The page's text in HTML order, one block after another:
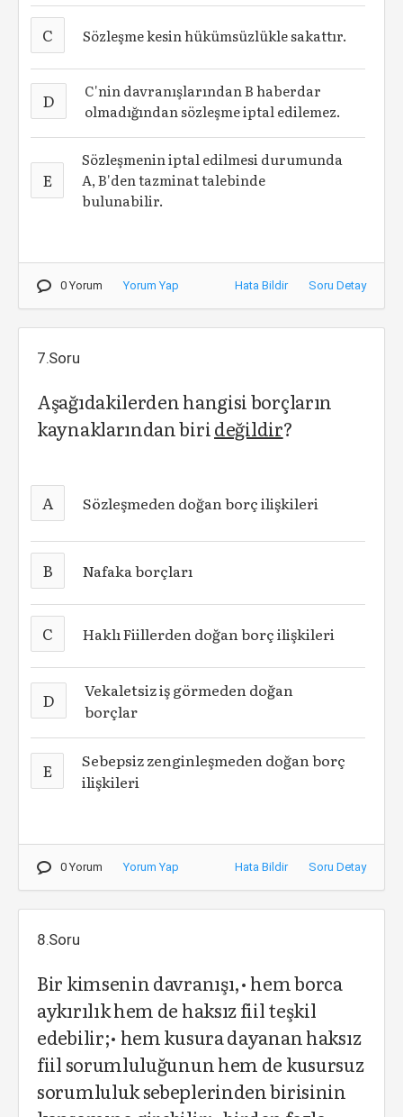
C Sözleşme kesin hükümsüzlükle sakattır.
D
C'nin davranışlarından B haberdar
olmadığından sözleşme iptal edilemez.
E
Sözleşmenin iptal edilmesi durumunda
A, B'den tazminat talebinde
bulunabilir.
0 Yorum Yorum Yap Hata Bildir Soru Detay
7.Soru
Aşağıdakilerden hangisi borçların
kaynaklarından birideğildir?
A Sözleşmeden doğan borç ilişkileri
B Nafaka borçları
C Haklı Fiillerden doğan borç ilişkileri
D
Vekaletsiz iş görmeden doğan
borçlar
E
Sebepsiz zenginleşmeden doğan borç
ilişkileri
0 Yorum Yorum Yap Hata Bildir Soru Detay
8.Soru
Bir kimsenin davranışı,• hem borca
aykırılık hem de haksız fiil teşkil
edebilir;• hem kusura dayanan haksız
fiil sorumluluğunun hem de kusursuz
sorumluluk sebeplerinden birisinin